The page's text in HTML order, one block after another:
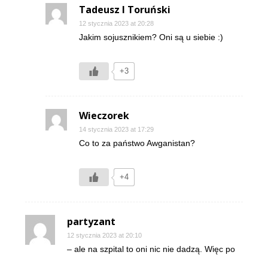
Tadeusz I Toruński
12 stycznia 2023 at 20:28
Jakim sojusznikiem? Oni są u siebie :)
+3
Wieczorek
14 stycznia 2023 at 17:29
Co to za państwo Awganistan?
+4
partyzant
12 stycznia 2023 at 20:10
– ale na szpital to oni nic nie dadzą. Więc po